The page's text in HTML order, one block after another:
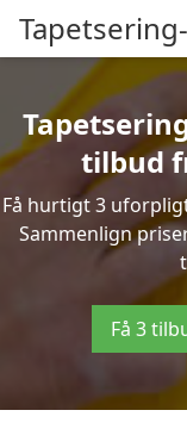
tilbud
Få hurtigt 3
Sammenlign
Få 3